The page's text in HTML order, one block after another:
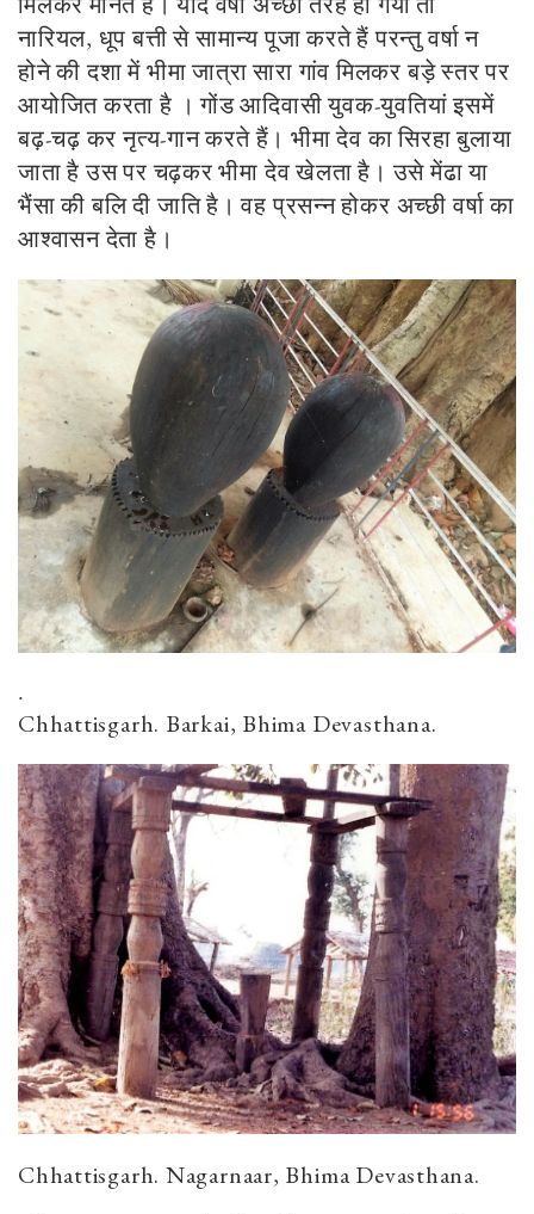
नारियल, धूप बत्ती से सामान्य पूजा करते हैं परन्तु वर्षा न
होने की दशा में भीमा जात्रा सारा गांव मिलकर बड़े स्तर पर
आयोजित करता है । गोंड आदिवासी युवक-युवतियां इसमें
बढ़-चढ़ कर नृत्य-गान करते हैं। भीमा देव का सिरहा बुलाया
जाता है उस पर चढ़कर भीमा देव खेलता है। उसे मेंढा या
भैंसा की बलि दी जाति है। वह प्रसन्न होकर अच्छी वर्षा का
आश्वासन देता है।
.
Chhattisgarh. Barkai, Bhima Devasthana.
Chhattisgarh. Nagarnaar, Bhima Devasthana.